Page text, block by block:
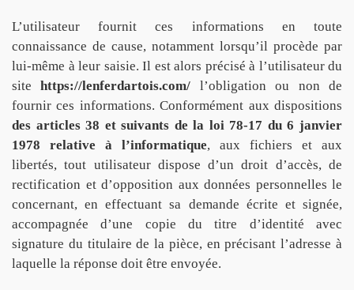
L’utilisateur fournit ces informations en toute
connaissance de cause, notamment lorsqu’il procède par
lui-même à leur saisie. Il est alors précisé à l’utilisateur du
sitehttps://lenferdartois.com/ l’obligation ou non de
fournir ces informations. Conformément aux dispositions
des articles 38 et suivants de la loi 78-17 du 6 janvier
1978 relative à l’informatique, aux fichiers et aux
libertés, tout utilisateur dispose d’un droit d’accès, de
rectification et d’opposition aux données personnelles le
concernant, en effectuant sa demande écrite et signée,
accompagnée d’une copie du titre d’identité avec
signature du titulaire de la pièce, en précisant l’adresse à
laquelle la réponse doit être envoyée.